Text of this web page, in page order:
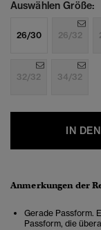
Auswählen Größe:
26/30 26/32
32/32 34/32
IN
Anmerkungen der
Gerade Passform.
Passform, die